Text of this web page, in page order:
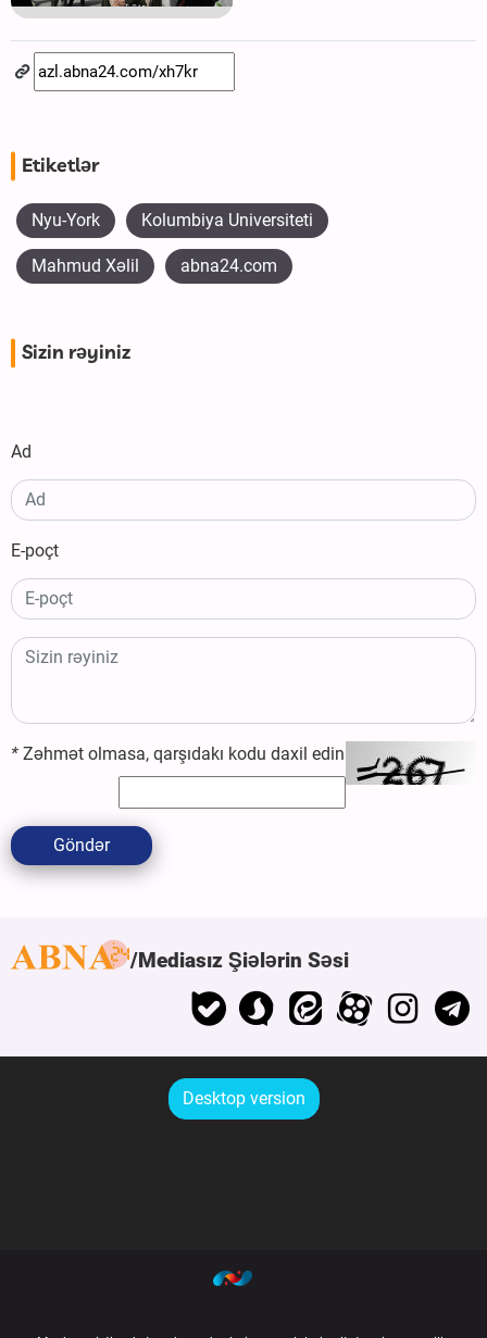
Etiketlər
Nyu-York Kolumbiya Universiteti
Mahmud Xəlil abna24.com
Sizin rəyiniz
Ad
E-poçt
* Zəhmət olmasa, qarşıdakı kodu daxil edin
Göndər
Mediasız Şiələrin Səsi
Desktop version